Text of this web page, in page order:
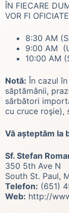
ÎN FIECARE
VOR FI
8:30 AM
9:00 AM
10:00 AM
Notă: În cazul
săptămânii,
sărbători
cu cruce roşie),
Vă așteptăm la
Sf. Stefan
350 5th Ave N
South St. Paul,
Telefon: (651)
Web: http://